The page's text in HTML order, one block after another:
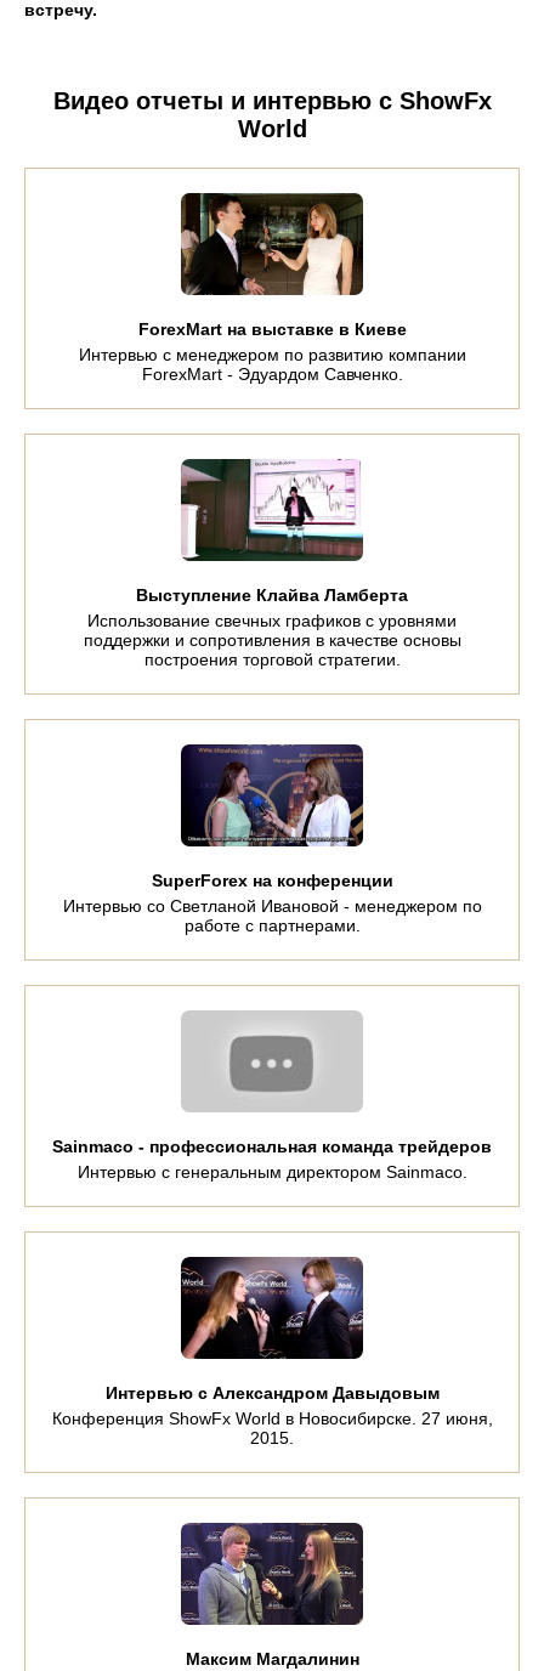
встречу.
Видео отчеты и интервью с ShowFx
World
ForexMart на выставке в Киеве
Интервью с менеджером по развитию компании
ForexMart - Эдуардом Савченко.
Выступление Клайва Ламберта
Использование свечных графиков с уровнями
поддержки и сопротивления в качестве основы
построения торговой стратегии.
SuperForex на конференции
Интервью со Светланой Ивановой - менеджером по
работе с партнерами.
Sainmaco - профессиональная команда трейдеров
Интервью с генеральным директором Sainmaco.
Интервью с Александром Давыдовым
Конференция ShowFx World в Новосибирске. 27 июня,
2015.
Максим Магдалинин